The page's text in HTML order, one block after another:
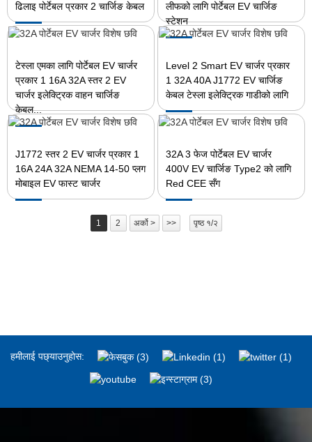
ढिलाइ पोर्टेबल प्रकार 2 चार्जिङ केबल
लीफको लागि पोर्टेबल EV चार्जिङ
स्टेशन
टेस्ला एमका लागि पोर्टेबल EV चार्जर
प्रकार 1 16A 32A स्तर 2 EV
चार्जर इलेक्ट्रिक वाहन चार्जिङ
केबल...
Level 2 Smart EV चार्जर प्रकार
1 32A 40A J1772 EV चार्जिङ
केबल टेस्ला इलेक्ट्रिक गाडीको लागि
J1772 स्तर 2 EV चार्जर प्रकार 1
16A 24A 32A NEMA 14-50 प्लग
मोबाइल EV फास्ट चार्जर
32A 3 फेज पोर्टेबल EV चार्जर
400V EV चार्जिङ Type2 को लागि
Red CEE सँग
1 2 अर्को > >> पृष्ठ १/२
हमीलाई पछ्याउनुहोस: